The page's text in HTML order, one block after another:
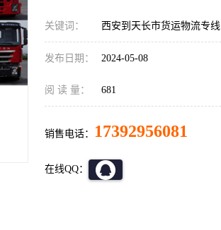
关键词： 西安到天长市货运物流专线
发布日期： 2024-05-08
阅 读 量： 681
销售电话： 17392956081
在线QQ：